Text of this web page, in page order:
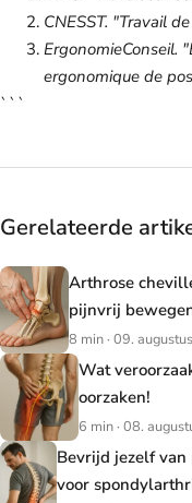
CNESST. "Travail
ErgonomieConseil.
ergonomique de
```
Gerelateerde
Arthrose
pijnvrij
8 min · 09.
Wat
oorzaken!
6 min · 08.
Bevrijd jezelf
voor